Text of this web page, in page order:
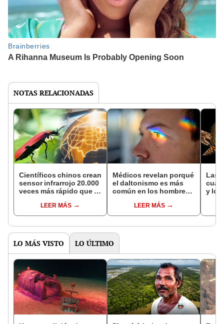
NOTAS RELACIONADAS
Científicos chinos crean
sensor infrarrojo 20.000
veces más rápido que el
secreto está en un
escarabajo
LEER MÁS
Médicos revelan porqué
el daltonismo es más
común en los hombres
este trastorno visual se
hereda
LEER MÁS
Las
y los
LO MÁS VISTO LO ÚLTIMO